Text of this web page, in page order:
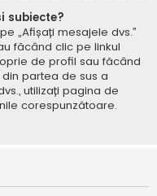
subiecte?
„Afișați mesajele dvs.”
făcând clic pe linkul
de profil sau făcând
din partea de sus a
utilizați pagina de
corespunzătoare.